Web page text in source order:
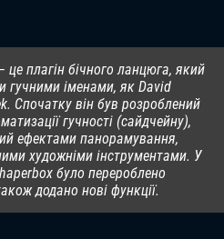
це плагін бічного ланцюга, який
гучними іменами, як David
Спочатку він був розроблений
гучності (сайдчейну),
ефектами панорамування,
художніми інструментами. У
було перероблено
додано нові функції.